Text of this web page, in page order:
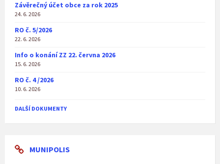
Závěrečný účet obce za rok 2025
24. 6. 2026
RO č. 5/2026
22. 6. 2026
Info o konání ZZ 22. června 2026
15. 6. 2026
RO č. 4 /2026
10. 6. 2026
DALŠÍ DOKUMENTY
MUNIPOLIS